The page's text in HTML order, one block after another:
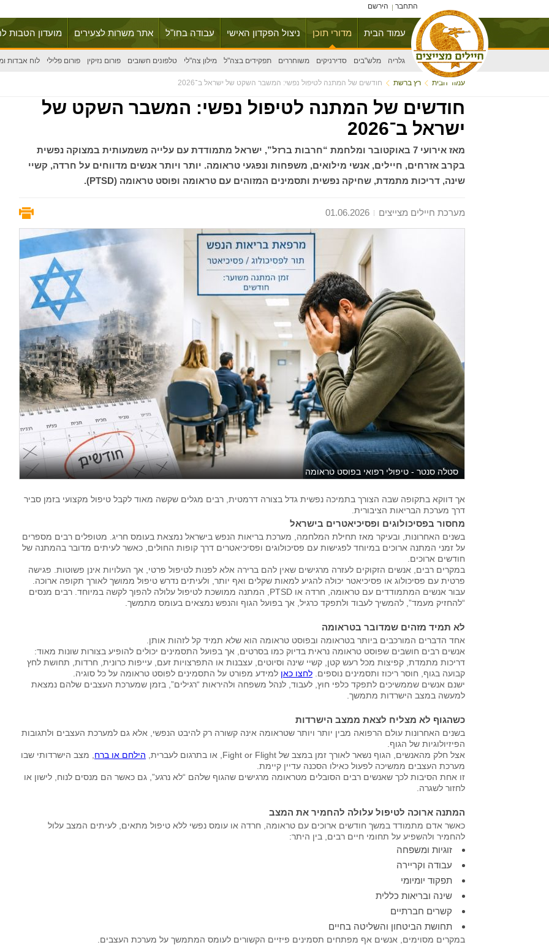
התחבר הירשם
עמוד הבית מדורי תוכן ניצול הפקדון האישי עבודה בחו"ל אתר משרות לצעירים מועדון הטבות
גלריה מלש"בים סדירניקים משוחררים תפקידים בצה"ל מילון צה"לי טלפונים חשובים פורום נזיקין פורום פלילי לוח אבדות
עמוד הבית רץ ברשת חודשים של המתנה לטיפול נפשי: המשבר השקט של ישראל ב־2026
חודשים של המתנה לטיפול נפשי: המשבר השקט של
ישראל ב־2026
מאז אירועי 7 באוקטובר ומלחמת “חרבות ברזל”, ישראל מתמודדת עם עלייה משמעותית במצוקה נפשית
בקרב אזרחים, חיילים, אנשי מילואים, משפחות ונפגעי טראומה. יותר ויותר אנשים מדווחים על חרדה, קשיי
שינה, דריכות מתמדת, שחיקה נפשית ותסמינים המזוהים עם טראומה ופוסט טראומה (PTSD).
מערכת חיילים מצייצים
סטלה סנטר - טיפולי רפואי בפוסט טראומה
אך דווקא בתקופה שבה הצורך בתמיכה נפשית גדל בצורה דרמטית, רבים מגלים שקשה מאוד לקבל טיפול מקצועי בזמן סביר
דרך מערכת הבריאות הציבורית.
מחסור בפסיכולוגים ופסיכיאטרים בישראל
בשנים האחרונות, ובעיקר מאז תחילת המלחמה, מערכת בריאות הנפש בישראל נמצאת בעומס חריג. מטופלים רבים מספרים
על זמני המתנה ארוכים במיוחד לפגישות עם פסיכולוגים ופסיכיאטרים דרך קופות החולים, כאשר לעיתים מדובר בהמתנה של
חודשים ארוכים.
במקרים רבים, אנשים הזקוקים לעזרה מרגישים שאין להם ברירה אלא לפנות לטיפול פרטי, אך העלויות אינן פשוטות. פגישה
פרטית עם פסיכולוג או פסיכיאטר יכולה להגיע למאות שקלים ואף יותר, ולעיתים נדרש טיפול ממושך לאורך תקופה ארוכה.
עבור אנשים המתמודדים עם טראומה, חרדה או PTSD, המתנה ממושכת לטיפול עלולה להפוך לקשה במיוחד. רבים מנסים
“להחזיק מעמד”, להמשיך לעבוד ולתפקד כרגיל, אך בפועל הגוף והנפש נמצאים בעומס מתמשך.
לא תמיד מזהים שמדובר בטראומה
אחד הדברים המורכבים ביותר בטראומה ובפוסט טראומה הוא שלא תמיד קל לזהות אותן.
אנשים רבים חושבים שפוסט טראומה נראית בדיוק כמו בסרטים, אך בפועל התסמינים יכולים להופיע בצורות שונות מאוד:
דריכות מתמדת, קפיצות מכל רעש קטן, קשיי שינה וסיוטים, עצבנות או התפרצויות זעם, עייפות כרונית, חרדות, תחושת לחץ
קבועה בגוף, חוסר ריכוז ותסמינים נוספים. לחצו כאן למידע מפורט על התסמינים לפוסט טראומה על כל סוגיה.
ישנם אנשים שממשיכים לתפקד כלפי חוץ, לעבוד, לנהל משפחה ולהיראות “רגילים”, בזמן שמערכת העצבים שלהם נמצאת
למעשה במצב הישרדות מתמשך.
כשהגוף לא מצליח לצאת ממצב הישרדות
בשנים האחרונות עולם הרפואה מבין יותר ויותר שטראומה אינה קשורה רק להיבט הנפשי, אלא גם למערכת העצבים ולתגובות
הפיזיולוגיות של הגוף.
אצל חלק מהאנשים, הגוף נשאר לאורך זמן במצב של Fight or Flight, או בתרגום לעברית,
הילחם או ברח , מצב הישרדותי שבו
מערכת העצבים ממשיכה לפעול כאילו הסכנה עדיין קיימת.
זו אחת הסיבות לכך שאנשים רבים הסובלים מטראומה מרגישים שהגוף שלהם “לא נרגע”, גם כאשר הם מנסים לנוח, לישון או
לחזור לשגרה.
המתנה ארוכה לטיפול עלולה להחמיר את המצב
כאשר אדם מתמודד במשך חודשים ארוכים עם טראומה, חרדה או עומס נפשי ללא טיפול מתאים, לעיתים המצב עלול
להחמיר ולהשפיע על תחומי חיים רבים, בין היתר:
זוגיות ומשפחה
עבודה וקריירה
תפקוד יומיומי
שינה ובריאות כללית
קשרים חברתיים
תחושת הביטחון והשליטה בחיים
במקרים מסוימים, אנשים אף מפתחים תסמינים פיזיים הקשורים לעומס המתמשך על מערכת העצבים.